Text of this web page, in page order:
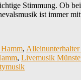
Stimmung. Ob
ist immer
,
, Livemusik